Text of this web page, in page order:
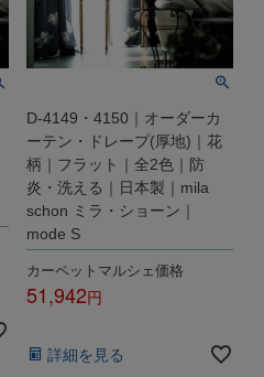
D-4149・4150｜オーダーカ
ーテン・ドレープ(厚地)｜花
柄｜フラット｜全2色｜防
炎・洗える｜日本製｜mila
schon ミラ・ショーン｜
mode S
カーペットマルシェ価格
51,942
詳細を見る